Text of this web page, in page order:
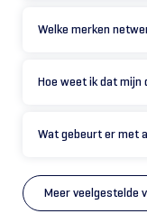
Welke merken
Hoe weet ik dat mijn
Wat gebeurt er met
Meer veelgestelde